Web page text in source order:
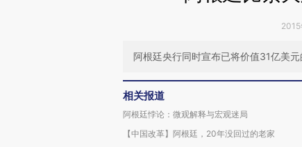
阿根廷央行同时宣布已将价值31亿美
相关报道
阿根廷悖论：微观解释与宏观迷局
【中国改革】阿根廷，20年没回过的老家